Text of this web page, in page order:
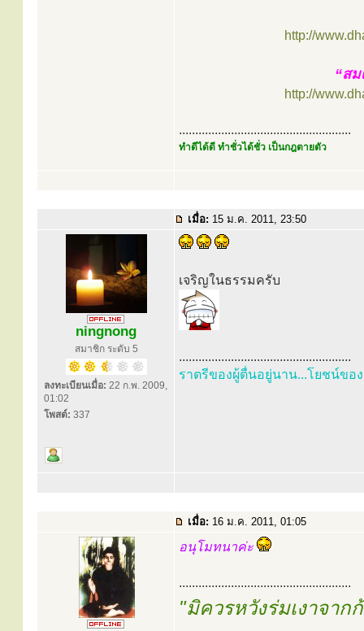
http://
“สม
http://
.....................................................
ทำดีได้ดี ทำชั่วได้ชั่ว เป็นกฎตายตัว
เมื่อ: 15 ม.ค. 2011, 23:50
ningnong
สมาชิก ระดับ 5
ลงทะเบียนเมื่อ: 22 ก.พ. 2009,
01:02
โพสต์: 337
เจริญในธรรมครับ
.....................................................
ราตรีของผู้ตื่นอยู่นาน...โยชน์ขอ
เมื่อ: 16 ม.ค. 2011, 01:05
อนุโมทนาค่ะ
.....................................................
"มิควรหวังร่มเงาจาก